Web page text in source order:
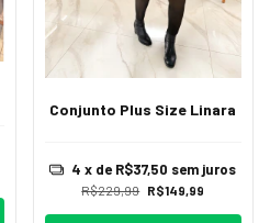
Conjunto Plus Size Linara
R$229,99 R$149,99
4 x de R$37,50 sem juros